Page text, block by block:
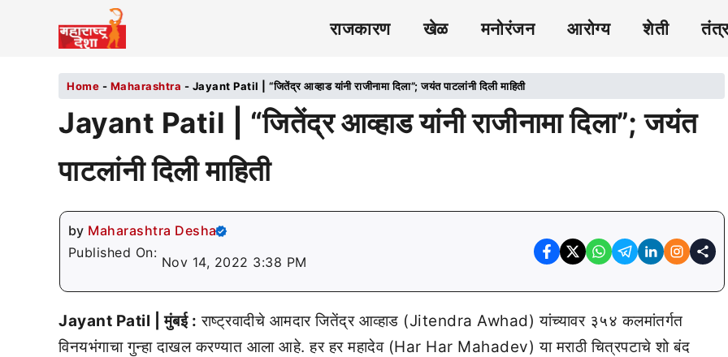
राजकारण खेळ मनोरंजन आरोग्य शेती
Home - Maharashtra - Jayant Patil | “जितेंद्र आव्हाड यांनी राजीनामा दिला”; जयंत पाटलांनी दिली माहिती
Jayant Patil | “जितेंद्र आव्हाड यांनी राजीनामा दिला”; जयंत
पाटलांनी दिली माहिती
by Maharashtra Desha
Published On:
Nov 14, 2022 3:38 PM
Jayant Patil | मुंबई : राष्ट्रवादीचे आमदार जितेंद्र आव्हाड (Jitendra Awhad) यांच्यावर ३५४ कलमांतर्गत
विनयभंगाचा गुन्हा दाखल करण्यात आला आहे. हर हर महादेव (Har Har Mahadev) या मराठी चित्रपटाचे शो बंद